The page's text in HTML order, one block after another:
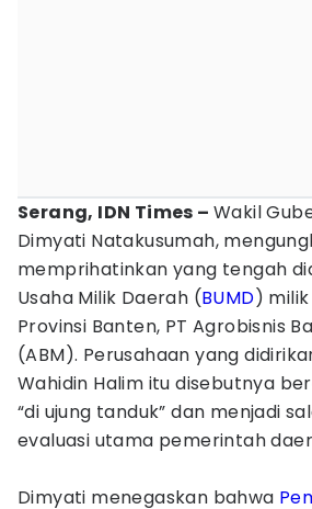
Serang, IDN Times – Wakil
Dimyati Natakusumah,
memprihatinkan yang tengah
Usaha Milik Daerah (BUMD)
Provinsi Banten, PT Agrobisnis
(ABM). Perusahaan yang
Wahidin Halim itu disebutnya
“di ujung tanduk” dan menjadi
evaluasi utama pemerintah
Dimyati menegaskan bahwa